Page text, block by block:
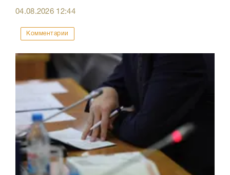
04.08.2026 12:44
Комментарии